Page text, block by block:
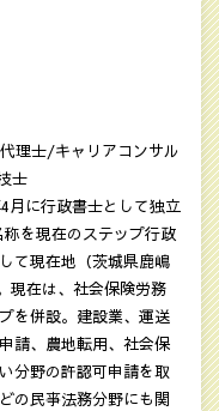
理士/キャリアコンサル
士
月に行政書士として独立
を現在のステップ行政
て現在地（茨城県鹿嶋
現在は、社会保険労務
を併設。建設業、運送
請、農地転用、社会保
分野の許認可申請を取
の民亊法務分野にも関